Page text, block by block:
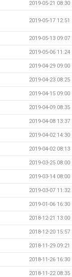
2019-05-21 08:30
2019-05-17 12:51
2019-05-13 09:07
2019-05-06 11:24
2019-04-29 09:00
2019-04-23 08:25
2019-04-15 09:00
2019-04-09 08:35
2019-04-08 13:37
2019-04-02 14:30
2019-04-02 08:13
2019-03-25 08:00
2019-03-14 08:00
2019-03-07 11:32
2019-01-06 16:30
2018-12-21 13:00
2018-12-20 15:57
2018-11-29 09:21
2018-11-26 16:30
2018-11-22 08:35